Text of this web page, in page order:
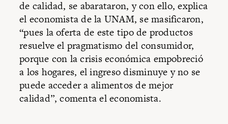
de calidad, se abarataron, y con ello, explica
el economista de la UNAM, se masificaron,
“pues la oferta de este tipo de productos
resuelve el pragmatismo del consumidor,
porque con la crisis económica empobreció
a los hogares, el ingreso disminuye y no se
puede acceder a alimentos de mejor
calidad”, comenta el economista.